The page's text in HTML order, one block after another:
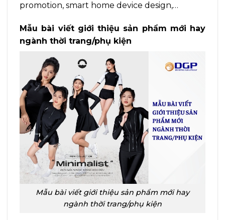
promotion, smart home device design,…
Mẫu bài viết giới thiệu sản phẩm mới hay
ngành thời trang/phụ kiện
Mẫu bài viết giới thiệu sản phẩm mới hay
ngành thời trang/phụ kiện